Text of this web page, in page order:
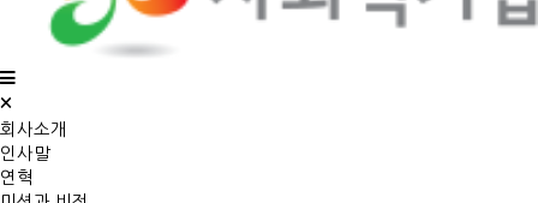
×
회사소개
인사말
연혁